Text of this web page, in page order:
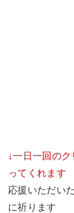
↓一日一回の
ってくれます
応援いただい
に祈ります